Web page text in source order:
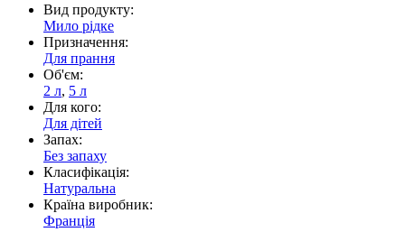
Вид продукту:
Мило рідке
Призначення:
Для прання
Об'єм:
2 л, 5 л
Для кого:
Для дітей
Запах:
Без запаху
Класифікація:
Натуральна
Країна виробник:
Франція